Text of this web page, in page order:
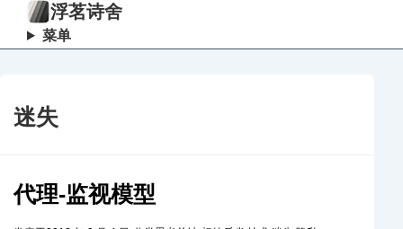
浮茗诗舍
菜单
迷失
代理-监视模型